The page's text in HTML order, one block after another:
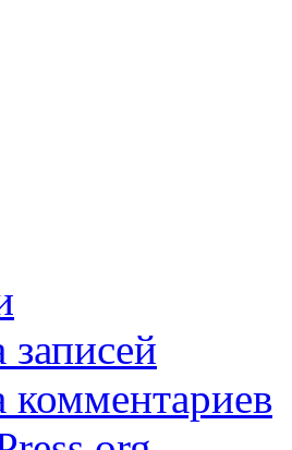
записей
комментариев